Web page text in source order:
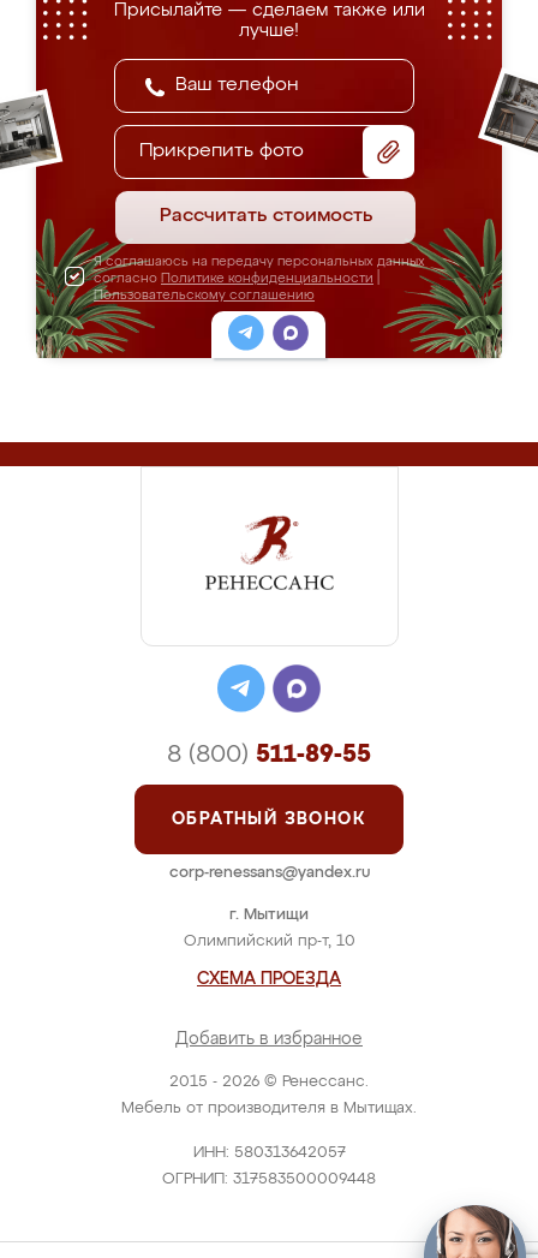
Присылайте — сделаем также или
лучше!
Прикрепить фото
Рассчитать стоимость
Я соглашаюсь на передачу персональных данных
согласно Политике конфиденциальности
Пользовательскому соглашению
2015 - 2026 © Ренессанс.
Мебель от производителя в Мытищах.
ИНН: 580313642057
ОГРНИП: 317583500009448
г. Мытищи
Олимпийский пр-т, 10
СХЕМА ПРОЕЗДА
Добавить в избранное
8 (800) 511-89-55
ОБРАТНЫЙ ЗВОНОК
corp-renessans@yandex.ru